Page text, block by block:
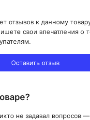
отзывов к данному
свои впечатления о
Оставить отзыв
не задавал вопросов —